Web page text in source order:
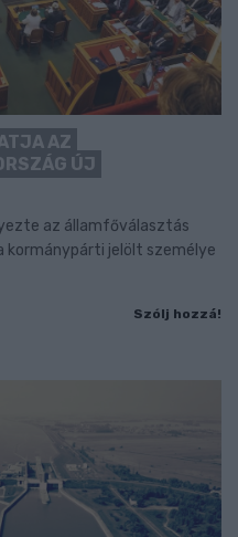
AZ
ÚJ
az államfőválasztás
kormánypárti jelölt személye
Szólj hozzá!